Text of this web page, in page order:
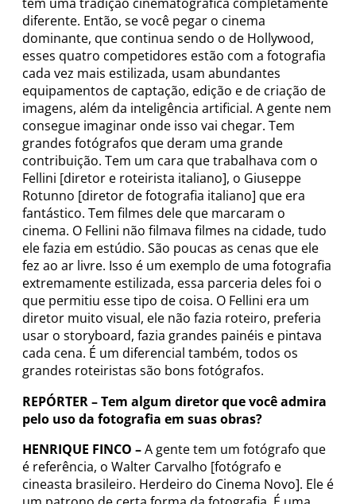
diferente. Então, se você pegar o cinema
dominante, que continua sendo o de Hollywood,
esses quatro competidores estão com a fotografia
cada vez mais estilizada, usam abundantes
equipamentos de captação, edição e de criação de
imagens, além da inteligência artificial. A gente nem
consegue imaginar onde isso vai chegar. Tem
grandes fotógrafos que deram uma grande
contribuição. Tem um cara que trabalhava com o
Fellini [diretor e roteirista italiano], o Giuseppe
Rotunno [diretor de fotografia italiano] que era
fantástico. Tem filmes dele que marcaram o
cinema. O Fellini não filmava filmes na cidade, tudo
ele fazia em estúdio. São poucas as cenas que ele
fez ao ar livre. Isso é um exemplo de uma fotografia
extremamente estilizada, essa parceria deles foi o
que permitiu esse tipo de coisa. O Fellini era um
diretor muito visual, ele não fazia roteiro, preferia
usar o storyboard, fazia grandes painéis e pintava
cada cena. É um diferencial também, todos os
grandes roteiristas são bons fotógrafos.
REPÓRTER – Tem algum diretor que você admira
pelo uso da fotografia em suas obras?
HENRIQUE FINCO –A gente tem um fotógrafo que
é referência, o Walter Carvalho [fotógrafo e
cineasta brasileiro. Herdeiro do Cinema Novo]. Ele é